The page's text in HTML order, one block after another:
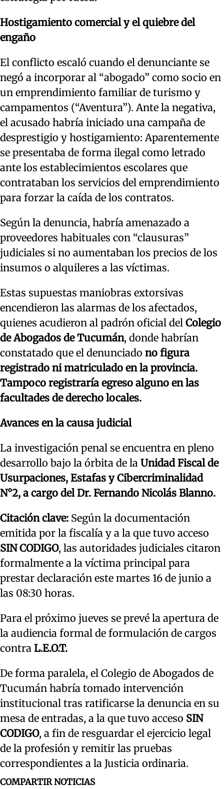
Hostigamiento comercial y el quiebre del
engaño
El conflicto escaló cuando el denunciante se
negó a incorporar al “abogado” como socio en
un emprendimiento familiar de turismo y
campamentos (“Aventura”). Ante la negativa,
el acusado habría iniciado una campaña de
desprestigio y hostigamiento: Aparentemente
se presentaba de forma ilegal como letrado
ante los establecimientos escolares que
contrataban los servicios del emprendimiento
para forzar la caída de los contratos.
Según la denuncia, habría amenazado a
proveedores habituales con “clausuras”
judiciales si no aumentaban los precios de los
insumos o alquileres a las víctimas.
Estas supuestas maniobras extorsivas
encendieron las alarmas de los afectados,
quienes acudieron al padrón oficial del Colegio
de Abogados de Tucumán, donde habrían
constatado que el denunciado no figura
registrado ni matriculado en la provincia.
Tampoco registraría egreso alguno en las
facultades de derecho locales.
Avances en la causa judicial
La investigación penal se encuentra en pleno
desarrollo bajo la órbita de la Unidad Fiscal de
Usurpaciones, Estafas y Cibercriminalidad
N°2, a cargo del Dr. Fernando Nicolás Blanno.
Citación clave: Según la documentación
emitida por la fiscalía y a la que tuvo acceso
SIN CODIGO, las autoridades judiciales citaron
formalmente a la víctima principal para
prestar declaración este martes 16 de junio a
las 08:30 horas.
Para el próximo jueves se prevé la apertura de
la audiencia formal de formulación de cargos
contra L.E.O.T.
De forma paralela, el Colegio de Abogados de
Tucumán habría tomado intervención
institucional tras ratificarse la denuncia en su
mesa de entradas, a la que tuvo acceso SIN
CODIGO, a fin de resguardar el ejercicio legal
de la profesión y remitir las pruebas
correspondientes a la Justicia ordinaria.
COMPARTIR NOTICIAS